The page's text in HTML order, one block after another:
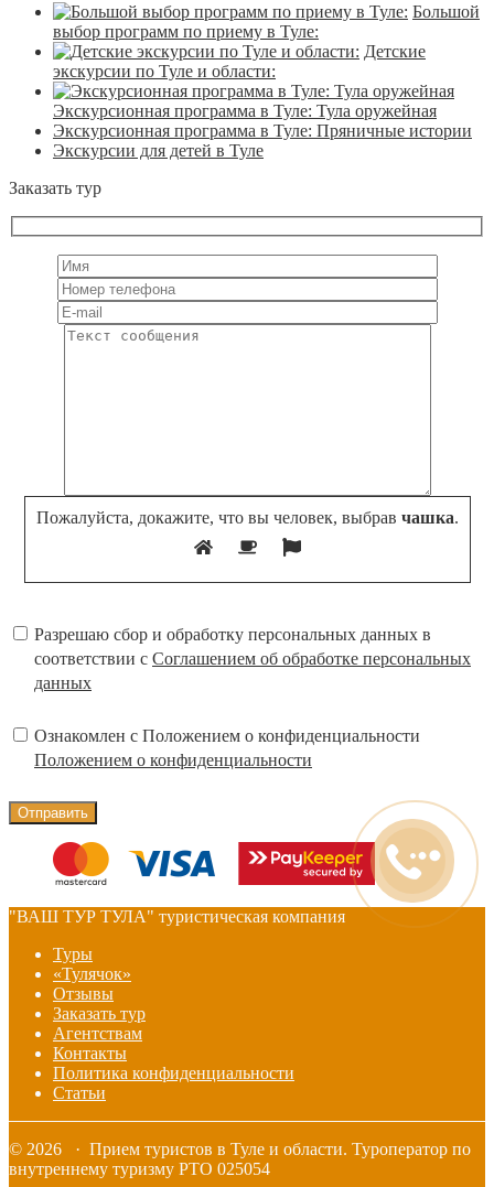
Большой
выбор программ по приему в Туле:
Детские
экскурсии по Туле и области:
Экскурсионная программа в Туле: Тула оружейная
Экскурсионная программа в Туле: Пряничные истории
Экскурсии для детей в Туле
Заказать тур
Пожалуйста, докажите, что вы человек, выбрав чашка.
Разрешаю сбор и обработку персональных данных в
соответствии с Соглашением об обработке персональных
данных
Ознакомлен с Положением о конфиденциальности
Положением о конфиденциальности
"ВАШ ТУР ТУЛА" туристическая компания
Туры
«Тулячок»
Отзывы
Заказать тур
Агентствам
Контакты
Политика конфиденциальности
Статьи
© 2026 · Прием туристов в Туле и области. Туроператор по
внутреннему туризму РТО 025054
Бесплатный
звонок